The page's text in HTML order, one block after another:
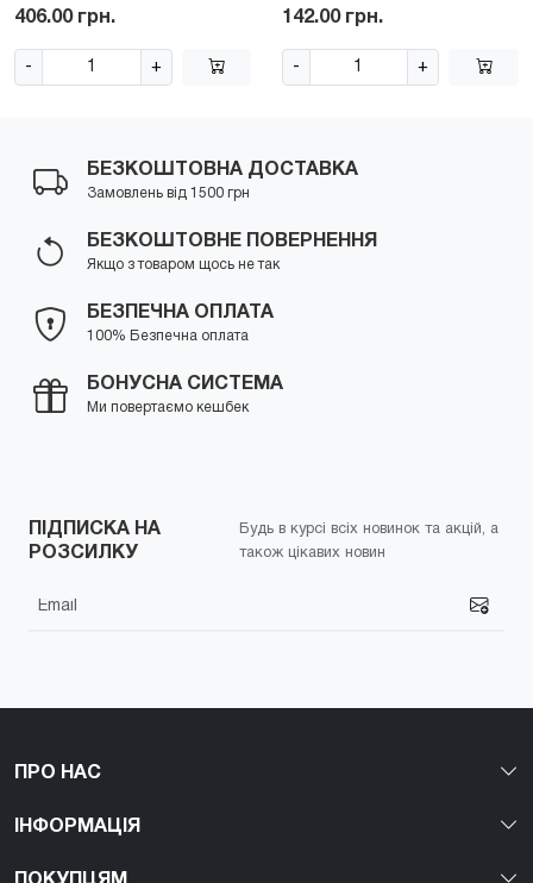
406.00 грн.
- +
142.00 грн.
- +
БЕЗКОШТОВНА ДОСТАВКА
Замовлень від 1500 грн
БЕЗКОШТОВНЕ ПОВЕРНЕННЯ
Якщо з товаром щось не так
БЕЗПЕЧНА ОПЛАТА
100% Безпечна оплата
БОНУСНА СИСТЕМА
Ми повертаємо кешбек
ПІДПИСКА НА
РОЗСИЛКУ
Будь в курсі всіх новинок та акцій, а
також цікавих новин
ПРО НАС
ІНФОРМАЦІЯ